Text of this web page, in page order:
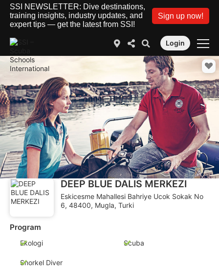
SSI NEWSLETTER: Dive destinations,
training insights, industry updates, and
expert tips — get the latest from SSI!
Sign up now!
Login
DEEP BLUE DALIS MERKEZI
Eskicesme Mahallesi Bahriye Ucok Sokak No
6, 48400, Mugla, Turki
Program
Ekologi Scuba
Snorkel Diver